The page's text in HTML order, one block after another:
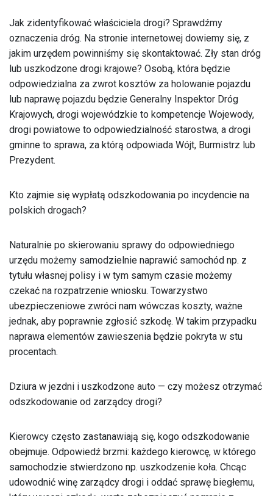
Jak zidentyfikować właściciela drogi? Sprawdźmy
oznaczenia dróg. Na stronie internetowej dowiemy się, z
jakim urzędem powinniśmy się skontaktować. Zły stan dróg
lub uszkodzone drogi krajowe? Osobą, która będzie
odpowiedzialna za zwrot kosztów za holowanie pojazdu
lub naprawę pojazdu będzie Generalny Inspektor Dróg
Krajowych, drogi wojewódzkie to kompetencje Wojewody,
drogi powiatowe to odpowiedzialność starostwa, a drogi
gminne to sprawa, za którą odpowiada Wójt, Burmistrz lub
Prezydent.
Kto zajmie się wypłatą odszkodowania po incydencie na
polskich drogach?
Naturalnie po skierowaniu sprawy do odpowiedniego
urzędu możemy samodzielnie naprawić samochód np. z
tytułu własnej polisy i w tym samym czasie możemy
czekać na rozpatrzenie wniosku. Towarzystwo
ubezpieczeniowe zwróci nam wówczas koszty, ważne
jednak, aby poprawnie zgłosić szkodę. W takim przypadku
naprawa elementów zawieszenia będzie pokryta w stu
procentach.
Dziura w jezdni i uszkodzone auto — czy możesz otrzymać
odszkodowanie od zarządcy drogi?
Kierowcy często zastanawiają się, kogo odszkodowanie
obejmuje. Odpowiedź brzmi: każdego kierowcę, w którego
samochodzie stwierdzono np. uszkodzenie koła. Chcąc
udowodnić winę zarządcy drogi i oddać sprawę biegłemu,